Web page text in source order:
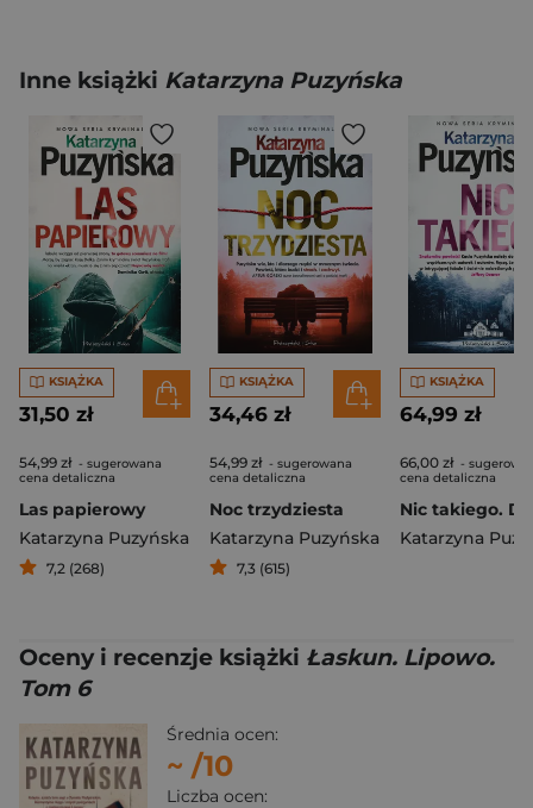
Inne książki Katarzyna Puzyńska
KSIĄŻKA
31,50 zł
54,99 zł - sugerowana
cena detaliczna
Las papierowy
Katarzyna Puzyńska
7,2 (268)
KSIĄŻKA
34,46 zł
54,99 zł - sugerowana
cena detaliczna
Noc trzydziesta
Katarzyna Puzyńska
7,3 (615)
KSIĄŻKA
64,99 zł
66,00 zł -
cena detaliczna
Katarzyna
Oceny i recenzje książki Łaskun. Lipowo.
Tom 6
Średnia ocen:
~ /10
Liczba ocen: